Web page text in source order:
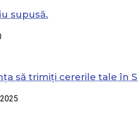
supusă.
să trimiți cererile tale în